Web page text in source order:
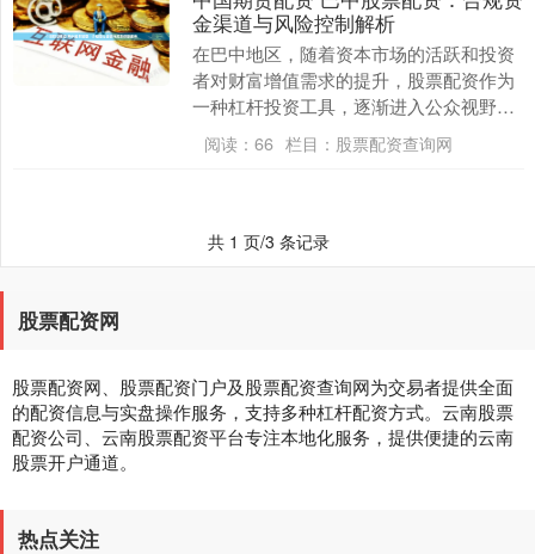
金渠道与风险控制解析
在巴中地区，随着资本市场的活跃和投资
者对财富增值需求的提升，股票配资作为
一种杠杆投资工具，逐渐进入公众视野。
然而，配资行为如同一把双刃剑，既能放
大收益中国期货配....
阅读： 66 栏目： 股票配资查询网
共 1 页/3 条记录
股票配资网
股票配资网、股票配资门户及股票配资查询网为交易者提供全面
的配资信息与实盘操作服务，支持多种杠杆配资方式。云南股票
配资公司、云南股票配资平台专注本地化服务，提供便捷的云南
股票开户通道。
热点关注